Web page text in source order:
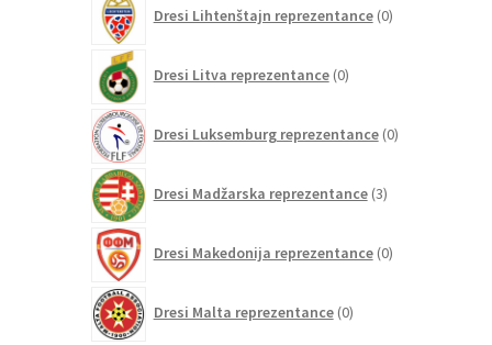
Dresi Lihtenštajn reprezentance 0izdelkov
Dresi Litva reprezentance 0izdelkov
Dresi Luksemburg reprezentance 0izdelkov
Dresi Madžarska reprezentance 3izdelki
Dresi Makedonija reprezentance 0izdelkov
Dresi Malta reprezentance 0izdelkov